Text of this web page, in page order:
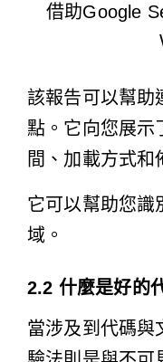
借助Google
該報告可以幫助
點。它向您展示
間、加載方式和
它可以幫助您識
域。
2.2 什麼是好的
當涉及到代碼與